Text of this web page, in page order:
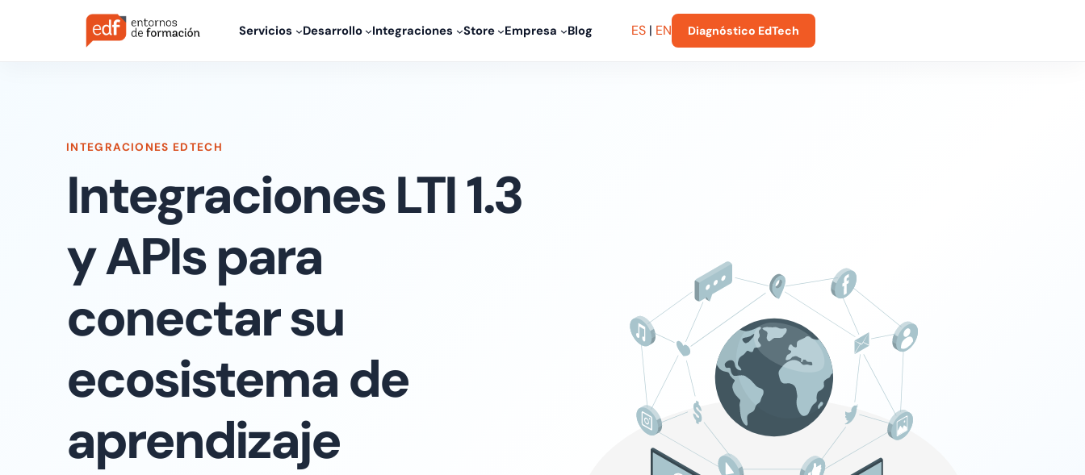
Servicios Desarrollo Integraciones Store Empresa Blog ES | EN Diagnóstico EdTech
INTEGRACIONES EDTECH
Integraciones LTI 1.3
y APIs para
conectar su
ecosistema de
aprendizaje